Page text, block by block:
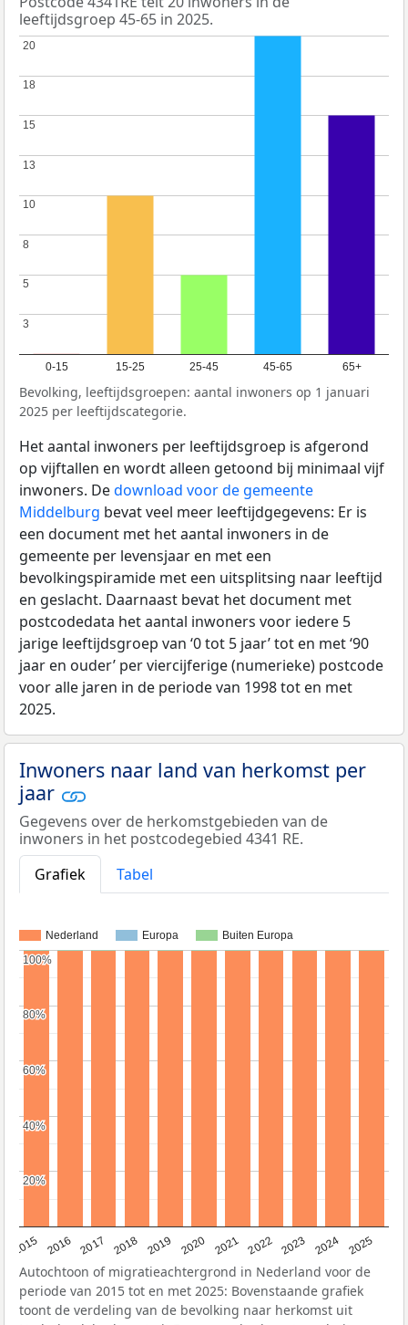
leeftijdsgroep 45-65 in 2025.
0-15 15-25 25-45 45-65 65+
3
3
5
5
8
8
10
10
13
13
15
15
18
18
20
20
Bevolking, leeftijdsgroepen: aantal inwoners op 1 januari
2025 per leeftijdscategorie.
Het aantal inwoners per leeftijdsgroep is afgerond
op vijftallen en wordt alleen getoond bij minimaal vijf
inwoners. Dedownload voor de gemeente
Middelburg bevat veel meer leeftijdgegevens: Er is
een document met het aantal inwoners in de
gemeente per levensjaar en met een
bevolkingspiramide met een uitsplitsing naar leeftijd
en geslacht. Daarnaast bevat het document met
postcodedata het aantal inwoners voor iedere 5
jarige leeftijdsgroep van ‘0 tot 5 jaar’ tot en met ‘90
jaar en ouder’ per viercijferige (numerieke) postcode
voor alle jaren in de periode van 1998 tot en met
2025.
Inwoners naar land van herkomst per
jaar
Gegevens over de herkomstgebieden van de
inwoners in het postcodegebied 4341 RE.
Grafiek
Tabel
Nederland Europa Buiten Europa
2015 2016 2017 2018 2019 2020 2021 2022 2023 2024 2025
20%
20%
40%
40%
60%
60%
80%
80%
100%
100%
Autochtoon of migratieachtergrond in Nederland voor de
periode van 2015 tot en met 2025: Bovenstaande grafiek
toont de verdeling van de bevolking naar herkomst uit